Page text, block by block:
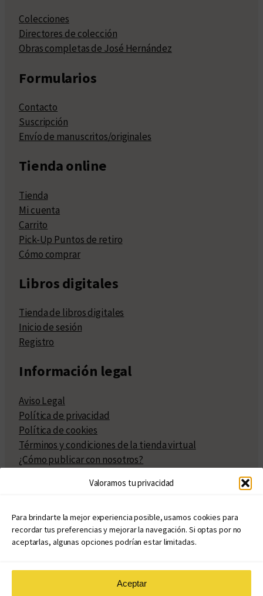
Valoramos tu privacidad
Para brindarte la mejor experiencia posible, usamos cookies para
recordar tus preferencias y mejorar la navegación. Si optas por no
aceptarlas, algunas opciones podrían estar limitadas.
Aceptar
Colecciones
Directores de colección
Obras completas de José Hernández
Formularios
Contacto
Suscripción
Envío de manuscritos/originales
Tienda online
Tienda
Mi cuenta
Carrito
Pick-Up Puntos de retiro
Cómo comprar
Libros digitales
Tienda de libros digitales
Inicio de sesión
Registro
Información legal
Aviso Legal
Política de privacidad
Política de cookies
Términos y condiciones de la tienda virtual
¿Cómo publicar con nosotros?
Políticas de publicación
Políticas de coedición
Atribuciones